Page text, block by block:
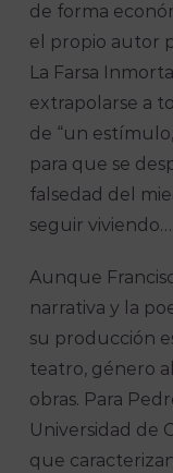
de forma
el propio autor
La Farsa
extrapolarse a
de “un
para que se
falsedad del
seguir
Aunque
narrativa y la
su producción
teatro, género
obras. Para
Universidad de
que